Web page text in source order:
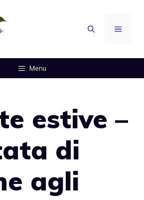
MENU
Menu
estive –
di
agli